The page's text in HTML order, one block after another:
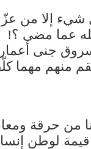
إلا من
عما مضى ؟!
جنى
منهم
من حرقة
قيمة لوطن